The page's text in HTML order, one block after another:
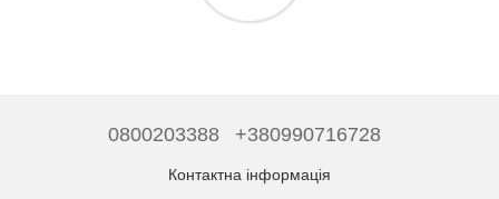
0800203388 +380990716728
Контактна інформація